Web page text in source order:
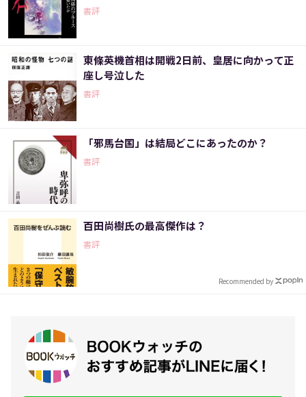
書評
東條英機首相は開戦2日前、皇居に向かって正
座し号泣した
書評
「邪馬台国」は結局どこにあったのか？
書評
百田尚樹氏の最高傑作は？
書評
Recommended by